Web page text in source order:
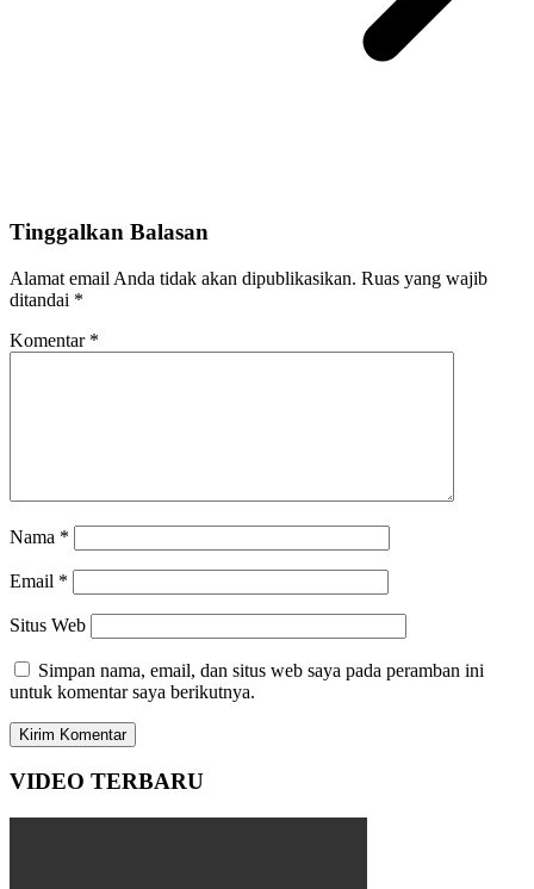
Tinggalkan Balasan
Alamat email Anda tidak akan dipublikasikan. Ruas yang wajib
ditandai *
Komentar *
Nama *
Email *
Situs Web
Simpan nama, email, dan situs web saya pada peramban ini
untuk komentar saya berikutnya.
VIDEO TERBARU